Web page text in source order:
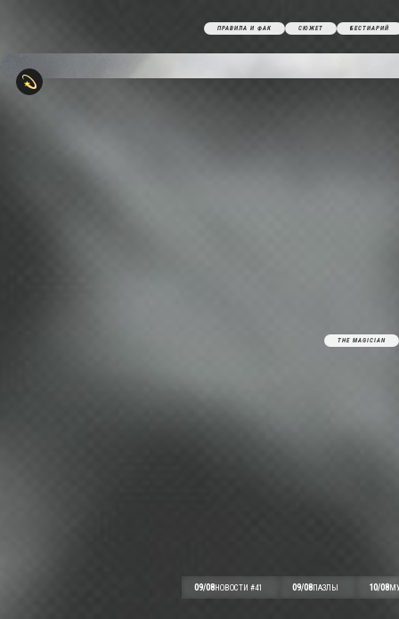
THE MAGICIAN
ПРАВИЛА И ФАК СЮЖЕТ БЕСТИАРИЙ
09/08НОВОСТИ #41 09/08ПАЗЛЫ 10/08